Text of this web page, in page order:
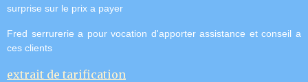
surprise sur le prix a payer
Fred serrurerie a pour vocation d'apporter assistance et conseil a
ces clients
extrait de tarification